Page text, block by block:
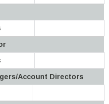
Account Directors